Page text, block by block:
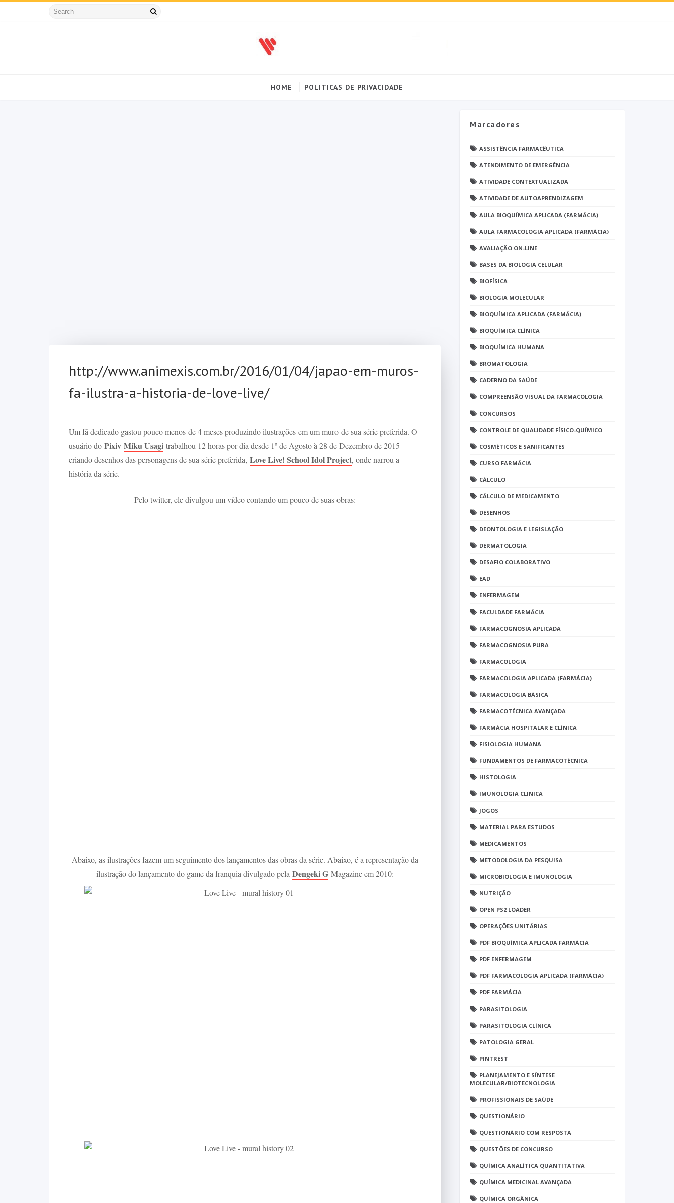
HOME POLITICAS DE PRIVACIDADE
http://www.animexis.com.br/2016/01/04/japao-em-muros-
fa-ilustra-a-historia-de-love-live/
Um fã dedicado gastou pouco menos de 4 meses produzindo ilustrações em um muro de sua série preferida. O
usuário do Pixiv Miku Usagi trabalhou 12 horas por dia desde 1º de Agosto à 28 de Dezembro de 2015
criando desenhos das personagens de sua série preferida, Love Live! School Idol Project, onde narrou a
história da série.
Pelo twitter, ele divulgou um vídeo contando um pouco de suas obras:
Abaixo, as ilustrações fazem um seguimento dos lançamentos das obras da série. Abaixo, é a representação da
ilustração do lançamento do game da franquia divulgado pela Dengeki GMagazine em 2010:
Marcadores
ASSISTÊNCIA FARMACÊUTICA
ATENDIMENTO DE EMERGÊNCIA
ATIVIDADE CONTEXTUALIZADA
ATIVIDADE DE AUTOAPRENDIZAGEM
AULA BIOQUÍMICA APLICADA (FARMÁCIA)
AULA FARMACOLOGIA APLICADA (FARMÁCIA)
AVALIAÇÃO ON-LINE
BASES DA BIOLOGIA CELULAR
BIOFÍSICA
BIOLOGIA MOLECULAR
BIOQUÍMICA APLICADA (FARMÁCIA)
BIOQUÍMICA CLÍNICA
BIOQUÍMICA HUMANA
BROMATOLOGIA
CADERNO DA SAÚDE
COMPREENSÃO VISUAL DA FARMACOLOGIA
CONCURSOS
CONTROLE DE QUALIDADE FÍSICO-QUÍMICO
COSMÉTICOS E SANIFICANTES
CURSO FARMÁCIA
CÁLCULO
CÁLCULO DE MEDICAMENTO
DESENHOS
DEONTOLOGIA E LEGISLAÇÃO
DERMATOLOGIA
DESAFIO COLABORATIVO
EAD
ENFERMAGEM
FACULDADE FARMÁCIA
FARMACOGNOSIA APLICADA
FARMACOGNOSIA PURA
FARMACOLOGIA
FARMACOLOGIA APLICADA (FARMÁCIA)
FARMACOLOGIA BÁSICA
FARMACOTÉCNICA AVANÇADA
FARMÁCIA HOSPITALAR E CLÍNICA
FISIOLOGIA HUMANA
FUNDAMENTOS DE FARMACOTÉCNICA
HISTOLOGIA
IMUNOLOGIA CLINICA
JOGOS
MATERIAL PARA ESTUDOS
MEDICAMENTOS
METODOLOGIA DA PESQUISA
MICROBIOLOGIA E IMUNOLOGIA
NUTRIÇÃO
OPEN PS2 LOADER
OPERAÇÕES UNITÁRIAS
PDF BIOQUÍMICA APLICADA FARMÁCIA
PDF ENFERMAGEM
PDF FARMACOLOGIA APLICADA (FARMÁCIA)
PDF FARMÁCIA
PARASITOLOGIA
PARASITOLOGIA CLÍNICA
PATOLOGIA GERAL
PINTREST
PLANEJAMENTO E SÍNTESE
MOLECULAR/BIOTECNOLOGIA
PROFISSIONAIS DE SAÚDE
QUESTIONÁRIO
QUESTIONÁRIO COM RESPOSTA
QUESTÕES DE CONCURSO
QUÍMICA ANALÍTICA QUANTITATIVA
QUÍMICA MEDICINAL AVANÇADA
QUÍMICA ORGÂNICA